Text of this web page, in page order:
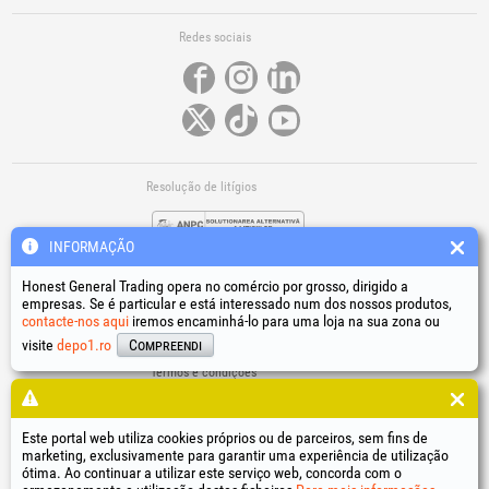
Redes sociais
Resolução de litígios
Ligações úteis
Termos e condições
Dados de identificação da empresa
Resolução online de litígios
INFORMAÇÃO
Honest General Trading opera no comércio por grosso, dirigido a
empresas. Se é particular e está interessado num dos nossos produtos,
contacte-nos aqui iremos encaminhá-lo para uma loja na sua zona ou
visite depo1.ro Compreendi
Este portal web utiliza cookies próprios ou de parceiros, sem fins de
marketing, exclusivamente para garantir uma experiência de utilização
ótima. Ao continuar a utilizar este serviço web, concorda com o